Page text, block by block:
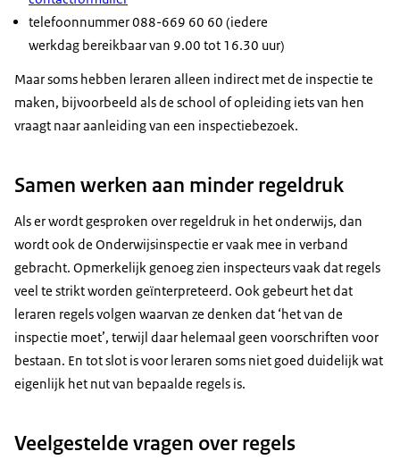
Dat doel is een beetje tweeledig.
Enerzijds om een stukje spanning weg te nemen
en anderzijds om te vertellen van wat wij nou
precies komen doen.
Waar ik heel erg nieuwsgierig naar ben, waar ik
heel erg in geïnteresseerd ben is het zicht dat jullie
en scholen kijken we naar twee dingen. Wij kijken
enerzijds naar de basiskwaliteit simpelweg de
vraag: voldoet het bestuur en de school aan alle
wettelijke eisen waarnaar gevraagd wordt?
En het tweede is: de overige aspecten van de
kwaliteit.
Daarmee bedoelen we ja, welke kleur geeft het
bestuur en de school aan het eigen onderwijs?
VROUW: Goedendag. VAN DEN BERG:
zit hem in het laten zien van, ik zou bijna zeggen,
telefoonnummer 088-669 60 60 (iedere
werkdag bereikbaar van 9.00 tot 16.30 uur)
Maar soms hebben leraren alleen indirect met de inspectie te
maken, bijvoorbeeld als de school of opleiding iets van hen
vraagt naar aanleiding van een inspectiebezoek.
Samen werken aan minder regeldruk
Als er wordt gesproken over regeldruk in het onderwijs, dan
wordt ook de Onderwijsinspectie er vaak mee in verband
gebracht. Opmerkelijk genoeg zien inspecteurs vaak dat regels
veel te strikt worden geïnterpreteerd. Ook gebeurt het dat
leraren regels volgen waarvan ze denken dat ‘het van de
inspectie moet’, terwijl daar helemaal geen voorschriften voor
bestaan. En tot slot is voor leraren soms niet goed duidelijk wat
eigenlijk het nut van bepaalde regels is.
Veelgestelde vragen over regels